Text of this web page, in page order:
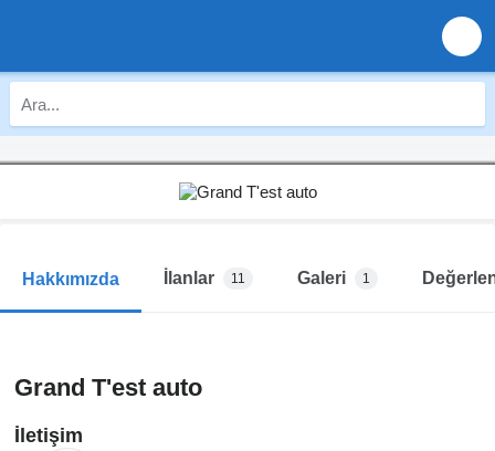
Hakkımızda İlanlar 11 Galeri 1
Grand T'est auto
İletişim